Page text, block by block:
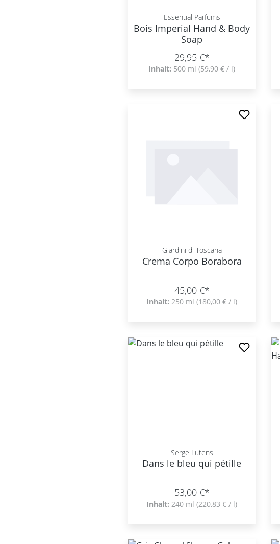
Essential Parfums
Bois Imperial Hand & Body
Soap
29,95 €*
Inhalt: 500 ml(59,90 € / l)
Giardini di Toscana
Crema Corpo Borabora
45,00 €*
Inhalt:250 ml(180,00 € / l)
Serge Lutens
Dans le bleu qui pétille
53,00 €*
Inhalt:240 ml(220,83 € / l)